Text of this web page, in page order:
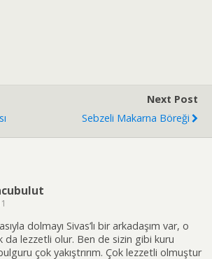
Next Post
Sebzeli Makarna Böreği
dolmayı Sivas’lı bir arkadaşım var, o
da lezzetli olur. Ben de sizin gibi kuru
çok yakıştrırım. Çok lezzetli olmuştur